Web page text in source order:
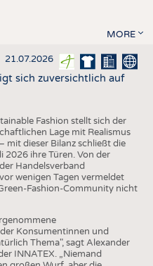
MORE
21.07.2026
sich zuversichtlich auf
Fashion stellt sich der
Lage mit Realismus
mit dieser Bilanz schließt die
2026 ihre Türen. Von der
Handelsverband
wenigen Tagen vermeldet
Fashion-Community nicht
Konsumentinnen und
Thema", sagt Alexander
INNATEX. „Niemand